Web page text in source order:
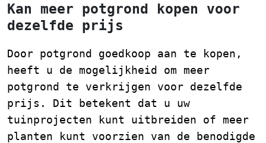
Kan meer potgrond kopen voor
dezelfde prijs
Door potgrond goedkoop aan te kopen,
heeft u de mogelijkheid om meer
potgrond te verkrijgen voor dezelfde
prijs. Dit betekent dat u uw
tuinprojecten kunt uitbreiden of meer
planten kunt voorzien van de benodigde